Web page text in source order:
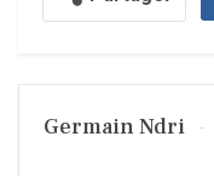
Germain Ndri